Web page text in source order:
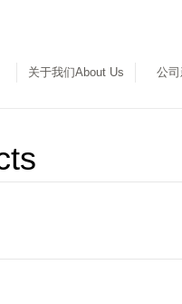
关于我们About Us 公